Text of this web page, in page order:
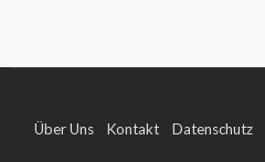
Über Uns Kontakt Datenschutz